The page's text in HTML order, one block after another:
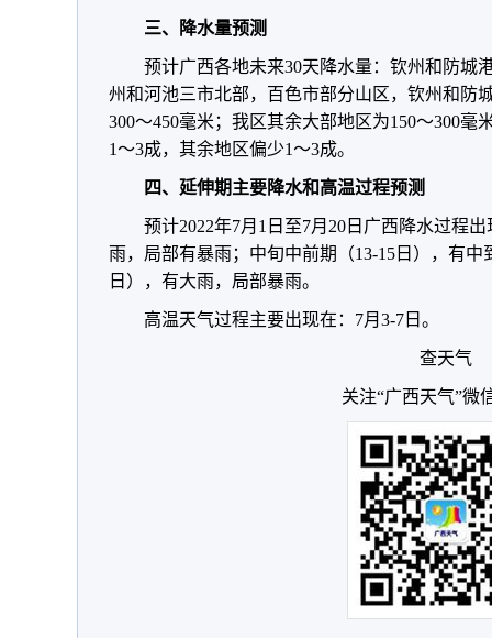
三、降水量预测
预计广西各地未来30天降水量：钦州和防城
州和河池三市北部，百色市部分山区，钦州和防
300～450毫米；我区其余大部地区为150～300
1～3成，其余地区偏少1～3成。
四、延伸期主要降水和高温过程预测
预计2022年7月1日至7月20日广西降水过程
雨，局部有暴雨；中旬中前期（13-15日），有
日），有大雨，局部暴雨。
高温天气过程主要出现在：7月3-7日。
查天气
关注“广西天气”微